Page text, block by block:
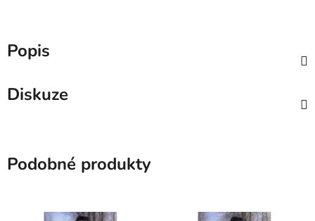
Popis
Diskuze
Podobné produkty